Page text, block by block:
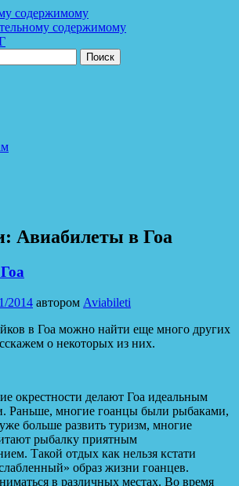
содержимому
содержимому
БЛОГпо всему миру. С
Авиабилеты в Гоа
2014 автором Aviabileti
в Гоа можно найти еще много других
о некоторых из них.
окрестности делают Гоа идеальным
Раньше, многие гоанцы были рыбаками,
больше развить туризм, многие
рыбалку приятным
Такой отдых как нельзя кстати
образ жизни гоанцев.
в различных местах. Во время